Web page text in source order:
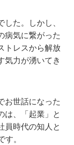
た。しかし、
病気に繋がった
トレスから解放
気力が湧いてき
お世話になった
は、「起業」と
員時代の知人と
。